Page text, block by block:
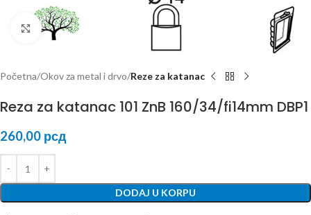
Kliknite za uvećanje
Početna Okov za metal i drvo Reze za katanac
Reza za katanac 101 ZnB 160/34/fi14mm DBP1
260,00 рсд
DODAJ U KORPU